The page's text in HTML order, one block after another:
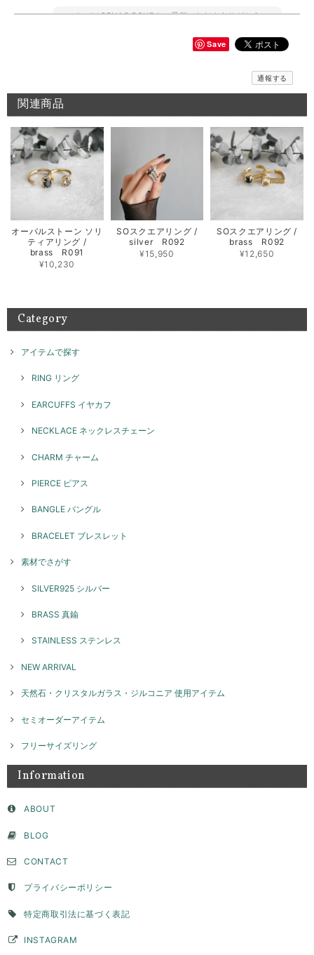
このたびはGENAC ROUEをご愛顧いただきありがとうご
GENAC ROUEでは自分好みに重ね付けしてボリューム感
をプラス出来たり、ワンポイントでお手持ちのアイテムと
リングをお試しくださいませ。また、何かございましたら
メッセージバングル / silver B018
2026/06/10
期待通りのお品でとてもうれしいです 先月このシリーズのリングを横浜
で購入してとても気に入ったのでバングルも欲しくなりました 次回横浜
POP UPまで待てないのでこちらで購入出来て よかったです 孫がいる年
齢ですが、このリング＆バングルを身に付けて かっこいいBABA目指し
ます！
お気に召して頂き大変嬉しく思います。 横浜のイベントご
とてもかわいいです！ 重ね付けにまた他のリングも揃えていきたいで
ざいました。 お気に召して頂き大変嬉しく思います。たく
で楽しんでいただけるリングですのでぜひ、また機会がご
ざいましたらよろしくお願いいたします。
本日お品物受け取りました 思っていた通りの素敵なアクセサリーでし
このたびはGENAC ROUEをご愛顧いただきありがとうご
ざいました。 お気に召して頂き大変嬉しく思います！たく
たらよろしくお願いいたします。
ネックレスチャーム ナンバー / silver NP026
できました。たくさんの問い合わせに真摯にご対応頂きとても感謝して
います。思っていたより、いい意味でデザイン性が高く主張もあり、と
ンを通すこともできたので、リングとして使用できない時はペンダント
トップとして身につけようかなと思っています。ずっと購入を検討して
につけることができてとても満足です。購入して本当に良かったです。
Save
通報する
関連商品
オーバルストーン ソリ
ティアリング /
brass R091
¥10,230
SOスクエアリング /
silver R092
¥15,950
SOスクエアリング /
brass R092
¥12,650
Category
アイテムで探す
RING リング
EARCUFFS イヤカフ
NECKLACE ネックレスチェーン
CHARM チャーム
PIERCE ピアス
BANGLE バングル
BRACELET ブレスレット
素材でさがす
SILVER925 シルバー
BRASS 真鍮
STAINLESS ステンレス
NEW ARRIVAL
天然石・クリスタルガラス・ジルコニア 使用アイテム
セミオーダーアイテム
フリーサイズリング
Information
ABOUT
BLOG
CONTACT
プライバシーポリシー
特定商取引法に基づく表記
INSTAGRAM